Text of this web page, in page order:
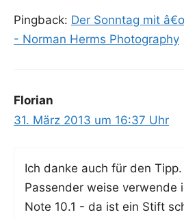
Pingback: Der Sonntag mit
- Norman Herms Photography
Florian
31. März 2013 um 16:37 Uhr
Ich dan­ke auch für den Tipp.
Pas­sen­der wei­se ver­wen­de
Note 10.1 - da ist ein Stift